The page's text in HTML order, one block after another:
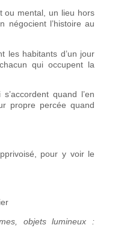
ou mental, un lieu hors
négocient l’histoire au
les habitants d’un jour
qui occupent la
quand l’en
propre percée quand
pour y voir le
objets lumineux :